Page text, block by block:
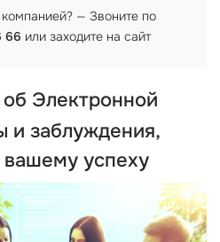
— Звоните по
66 или заходите на сайт
Электронной
и заблуждения,
успеху